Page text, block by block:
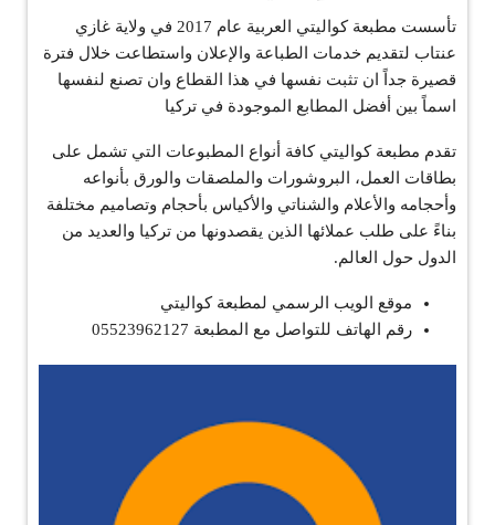
تأسست مطبعة كواليتي العربية عام 2017 في ولاية غازي
عنتاب لتقديم خدمات الطباعة والإعلان واستطاعت خلال فترة
قصيرة جداً ان تثبت نفسها في هذا القطاع وان تصنع لنفسها
اسماً بين أفضل المطابع الموجودة في تركيا
تقدم مطبعة كواليتي كافة أنواع المطبوعات التي تشمل على
بطاقات العمل، البروشورات والملصقات والورق بأنواعه
وأحجامه والأعلام والشناتي والأكياس بأحجام وتصاميم مختلفة
بناءً على طلب عملائها الذين يقصدونها من تركيا والعديد من
الدول حول العالم.
موقع الويب الرسمي لمطبعة كواليتي
رقم الهاتف للتواصل مع المطبعة 05523962127